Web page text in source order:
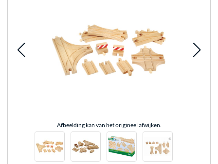
Afbeelding kan van het origineel afwijken.